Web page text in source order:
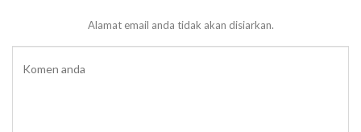
Alamat email anda tidak akan disiarkan.